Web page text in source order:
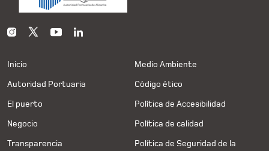
Inicio
Autoridad Portuaria
El puerto
Negocio
Transparencia
Medio Ambiente
Código ético
Política de Accesibilidad
Política de calidad
Política de Seguridad de la